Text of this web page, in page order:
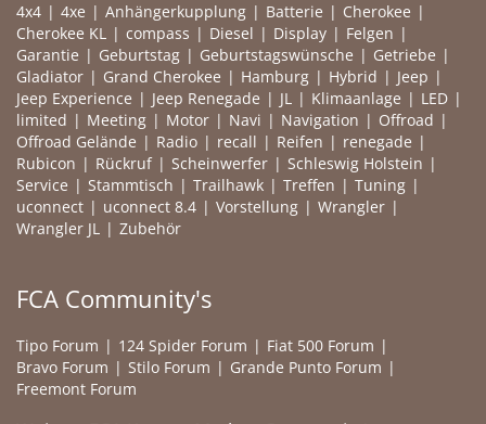
4x4 4xe Anhängerkupplung Batterie
Cherokee
Cherokee KL
compass Diesel Display
Felgen
Garantie
Geburtstag Geburtstagswünsche
Getriebe
Gladiator
Grand Cherokee Hamburg Hybrid
Jeep
Jeep Experience
Jeep Renegade JL Klimaanlage
LED
limited
Meeting Motor Navi Navigation
Offroad
Offroad Gelände
Radio recall Reifen
renegade
Rubicon
Rückruf Scheinwerfer
Schleswig Holstein
Service
Stammtisch Trailhawk Treffen
Tuning
uconnect
uconnect 8.4 Vorstellung
Wrangler
Wrangler JL
Zubehör
FCA Community's
Tipo Forum 124 Spider Forum
Fiat 500 Forum
Bravo Forum
Stilo Forum
Grande Punto Forum
Freemont Forum